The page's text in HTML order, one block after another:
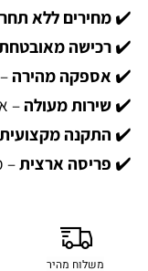
✔️ מחירים ללא
✔️ רכישה
✔️ אספקה מהירה– 2 עד 10 ימי עסקים
✔️ שירות מעולה–
✔️ התקנה מקצועית
✔️ פריסה ארצית–
משלוח מהיר